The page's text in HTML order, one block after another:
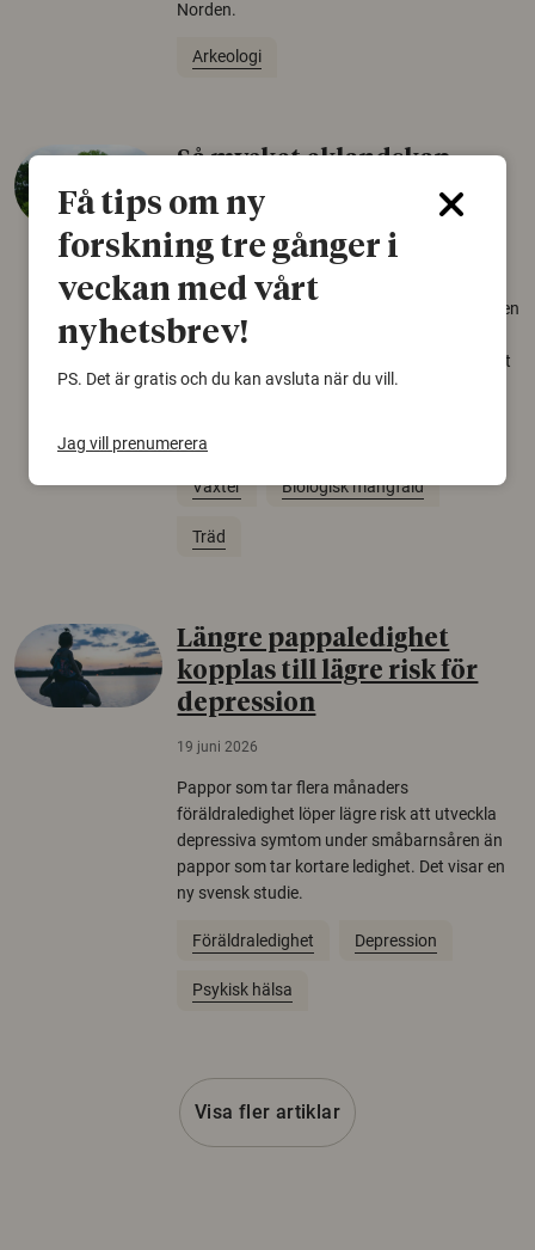
Norden.
Arkeologi
Så mycket eklandskap
krävs för att rädda hotade
22 juni 2026
Över tusen arter behöver ekar i sin närhet, men
gamla eklandskap och naturbetesmarker blir
allt färre. Nu har forskare kartlagt hur mycket
livsmiljö som krävs för att hotade arter ska
naturvårdare att sätta in rätt åtgärder i tid.
Växter Biologisk mångfald
Träd
Längre pappaledighet
kopplas till lägre risk för
depression
19 juni 2026
Pappor som tar flera månaders
föräldraledighet löper lägre risk att utveckla
depressiva symtom under småbarnsåren än
pappor som tar kortare ledighet. Det visar en
ny svensk studie.
Föräldraledighet Depression
Psykisk hälsa
Visa fler artiklar
Få tips om ny
forskning tre gånger i
veckan med vårt
nyhetsbrev!
PS. Det är gratis och du kan avsluta när du vill.
Jag vill prenumerera